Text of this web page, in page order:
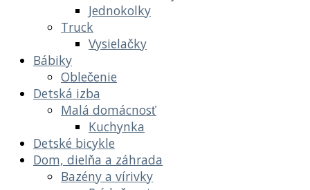
Jednokolky
Truck
Vysielačky
Bábiky
Oblečenie
Detská izba
Malá domácnosť
Kuchynka
Detské bicykle
Dom, dielňa a záhrada
Bazény a vírivky